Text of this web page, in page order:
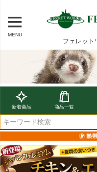
MENU
フェレット
新着商品 商品一覧